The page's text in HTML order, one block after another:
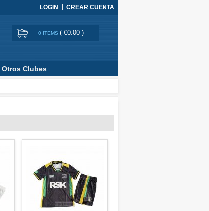
LOGIN CREAR CUENTA
0 ITEMS ( €0.00 )
Otros Clubes